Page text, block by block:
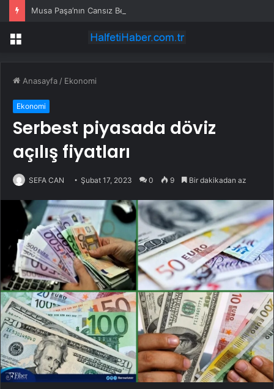
Musa Paşa’nın Cansız Bedeni Bulundu
Menü
Anasayfa / Ekonomi
Ekonomi
Serbest piyasada döviz
açılış fiyatları
SEFA CAN Şubat 17, 2023 0 9 Bir dakikadan az